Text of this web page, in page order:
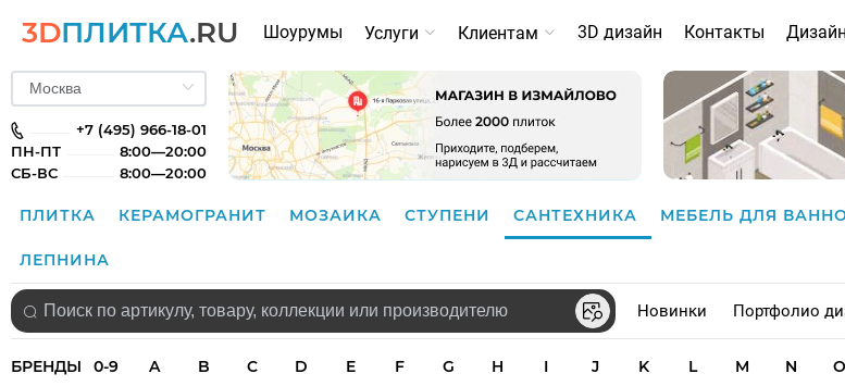
3DПЛИТКА.RU Шоурумы Услуги Клиентам 3D дизайн Контакты
+7 (495) 966-18-01
ПН-ПТ
8:00—20:00
СБ-ВС
8:00—20:00
ПЛИТКА КЕРАМОГРАНИТ МОЗАИКА СТУПЕНИ САНТЕХНИКА МЕБЕЛЬ ДЛЯ
ЛЕПНИНА
Новинки Портфолио
БРЕНДЫ 0-9 A B C D E F G H I J K L M N O